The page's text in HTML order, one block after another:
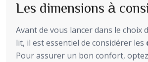
Les dimensions à
Avant de vous lancer dans le choix
lit, il est essentiel de considérer les
Pour assurer un bon confort,